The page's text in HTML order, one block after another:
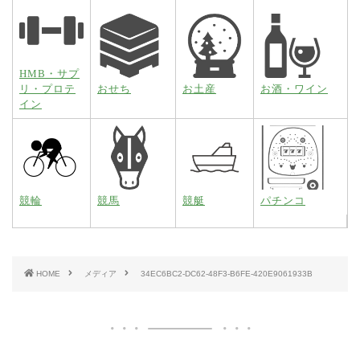
HMB・サプ
リ・プロテ
イン
おせち お土産 お酒・ワイン
競輪 競馬 競艇 パチンコ
HOME メディア 34EC6BC2-DC62-48F3-B6FE-420E9061933B